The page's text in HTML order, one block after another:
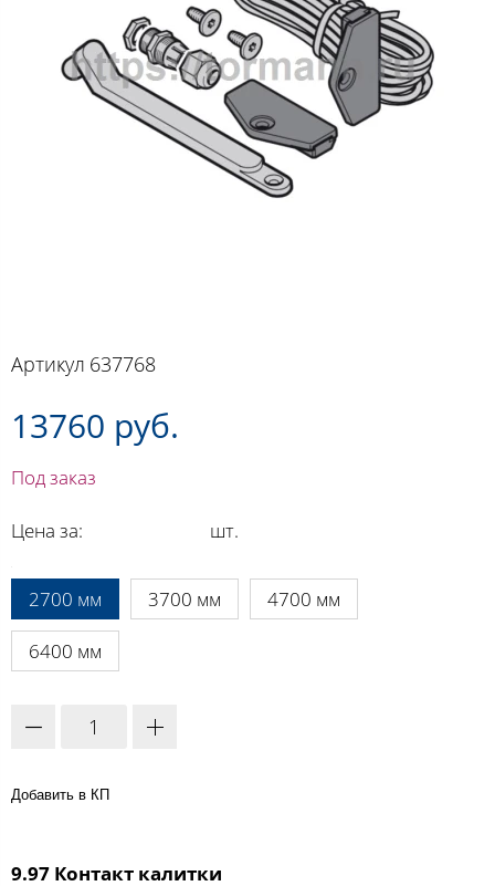
Артикул 637768
13760 руб.
Под заказ
Цена за: шт.
2700 мм 3700 мм 4700 мм
6400 мм
Добавить в КП
9.97 Контакт калитки